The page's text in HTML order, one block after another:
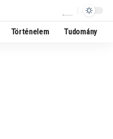
Történelem Tudomány